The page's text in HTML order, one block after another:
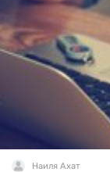
Наиля Ахат